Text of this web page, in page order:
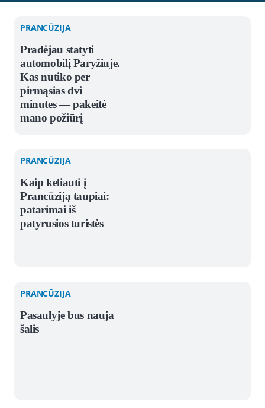
PRANCŪZIJA
Pradėjau statyti
automobilį Paryžiuje.
Kas nutiko per
pirmąsias dvi
minutes — pakeitė
mano požiūrį
PRANCŪZIJA
Kaip keliauti į
Prancūziją taupiai:
patarimai iš
patyrusios turistės
PRANCŪZIJA
Pasaulyje bus nauja
šalis